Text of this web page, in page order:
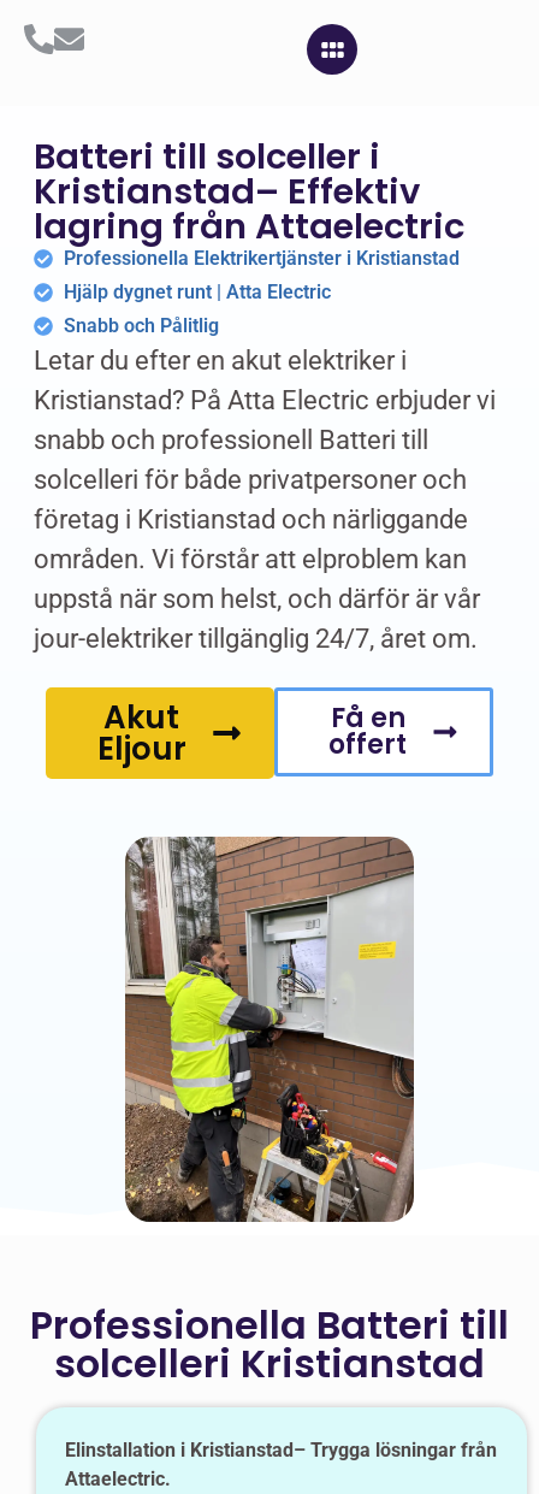
Batteri till solceller i
Kristianstad– Effektiv
lagring från Attaelectric
Professionella Elektrikertjänster i Kristianstad
Hjälp dygnet runt | Atta Electric
Snabb och Pålitlig
Letar du efter en akut elektriker i
Kristianstad? På Atta Electric erbjuder vi
snabb och professionell Batteri till
solcelleri för både privatpersoner och
företag i Kristianstad och närliggande
områden. Vi förstår att elproblem kan
uppstå när som helst, och därför är vår
jour-elektriker tillgänglig 24/7, året om.
Akut
Eljour
Få en
offert
Professionella Batteri till
solcelleri Kristianstad
Elinstallation i Kristianstad– Trygga lösningar från
Attaelectric.